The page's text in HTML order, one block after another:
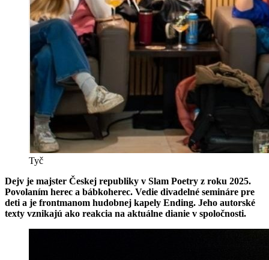
Tyč
Dejv je majster Českej republiky v Slam Poetry z roku 2025.
Povolaním herec a bábkoherec. Vedie divadelné semináre pre
deti a je frontmanom hudobnej kapely Ending. Jeho autorské
texty vznikajú ako reakcia na aktuálne dianie v spoločnosti.